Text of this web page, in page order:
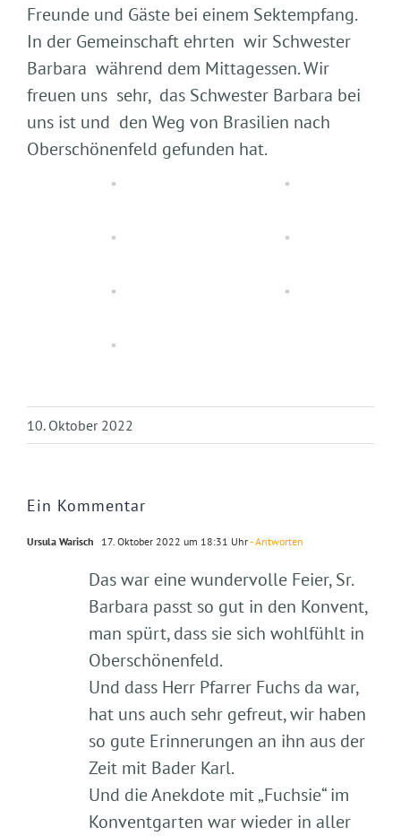
Freunde und Gäste bei einem Sektempfang.
In der Gemeinschaft ehrten wir Schwester
Barbara während dem Mittagessen. Wir
freuen uns sehr, das Schwester Barbara bei
uns ist und den Weg von Brasilien nach
Oberschönenfeld gefunden hat.
10. Oktober 2022
Ein Kommentar
Ursula Warisch 17. Oktober 2022 um 18:31 Uhr- Antworten
Das war eine wundervolle Feier, Sr.
Barbara passt so gut in den Konvent,
man spürt, dass sie sich wohlfühlt in
Oberschönenfeld.
Und dass Herr Pfarrer Fuchs da war,
hat uns auch sehr gefreut, wir haben
so gute Erinnerungen an ihn aus der
Zeit mit Bader Karl.
Und die Anekdote mit „Fuchsie“ im
Konventgarten war wieder in aller